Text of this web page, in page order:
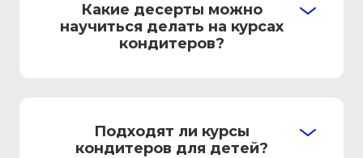
Какие десерты можно
научиться делать на курсах
кондитеров?
Подходят ли курсы
кондитеров для детей?